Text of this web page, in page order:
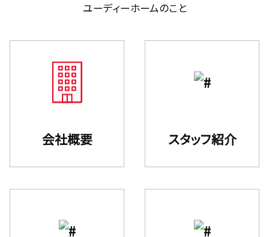
ユーディーホームのこと
会社概要 スタッフ紹介